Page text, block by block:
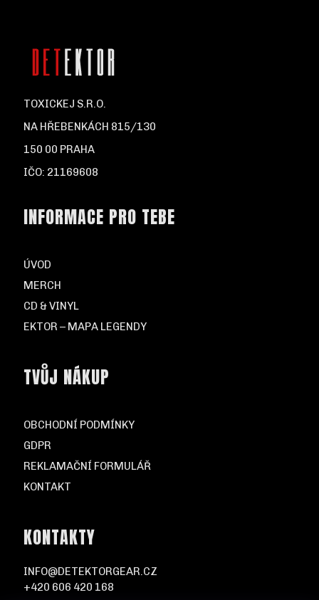
TOXICKEJ S.R.O.
NA HŘEBENKÁCH 815/130
150 00 PRAHA
IČO: 21169608
INFORMACE PRO TEBE
ÚVOD
MERCH
CD & VINYL
EKTOR – MAPA LEGENDY
TVŮJ NÁKUP
OBCHODNÍ PODMÍNKY
GDPR
REKLAMAČNÍ FORMULÁŘ
KONTAKT
KONTAKTY
INFO@DETEKTORGEAR.CZ
+420 606 420 168